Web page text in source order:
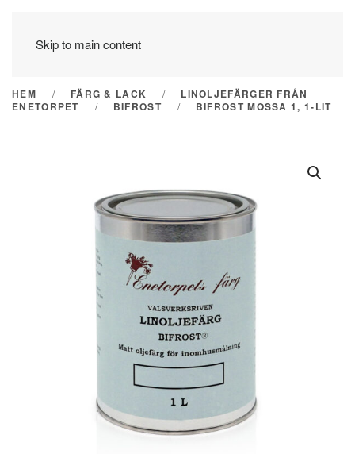
Skip to main content
HEM FÄRG & LACK
LINOLJEFÄRGER FRÅN
ENETORPET
BIFROST BIFROST MOSSA 1, 1-LIT